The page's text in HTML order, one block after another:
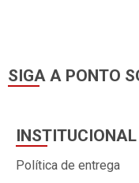
SIGA A PONTO
INSTITUCIONAL
Política de entrega